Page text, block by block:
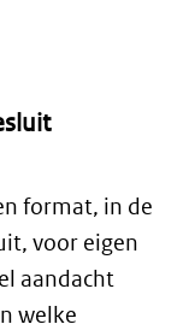
format, in de
voor eigen
aandacht
welke